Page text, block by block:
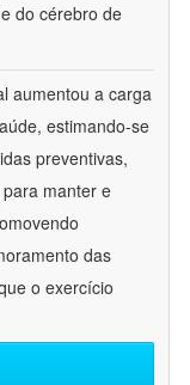
do cérebro de
aumentou a carga
estimando-se
preventivas,
manter e
das
o exercício